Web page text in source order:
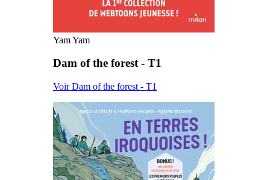
Yam Yam
Dam of the forest - T1
Voir Dam of the forest - T1